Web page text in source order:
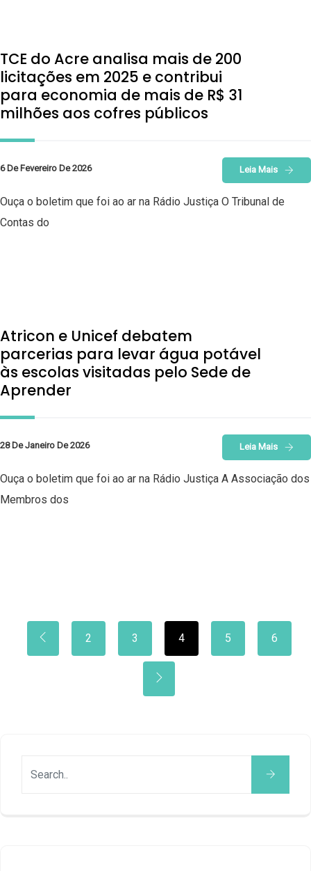
TCE do Acre analisa mais de 200
licitações em 2025 e contribui
para economia de mais de R$ 31
milhões aos cofres públicos
6 De Fevereiro De 2026 Leia Mais
Ouça o boletim que foi ao ar na Rádio Justiça O Tribunal de
Contas do
Atricon e Unicef debatem
parcerias para levar água potável
às escolas visitadas pelo Sede de
Aprender
28 De Janeiro De 2026 Leia Mais
Ouça o boletim que foi ao ar na Rádio Justiça A Associação dos
Membros dos
2 3 4 5 6